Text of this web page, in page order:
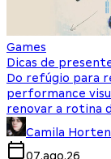
Games
Dicas de
Do refúgio para
performance
renovar a rotina
Camila
07.ago.26